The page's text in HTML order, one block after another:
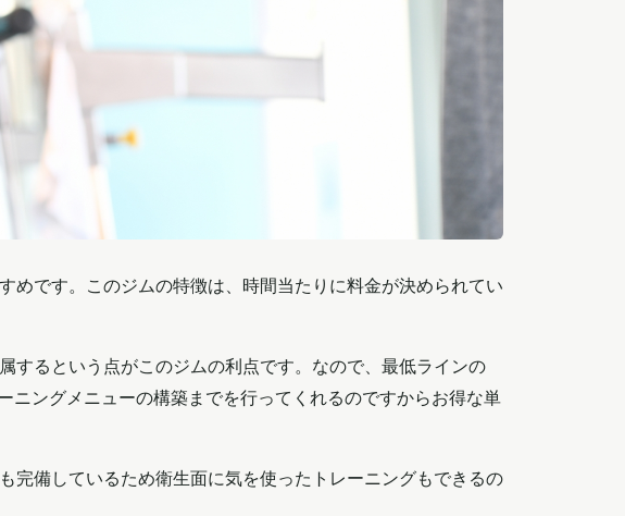
めです。このジムの特徴は、時間当たりに料金が決められてい
するという点がこのジムの利点です。なので、最低ラインの
ングメニューの構築までを行ってくれるのですからお得な単
完備しているため衛生面に気を使ったトレーニングもできるの